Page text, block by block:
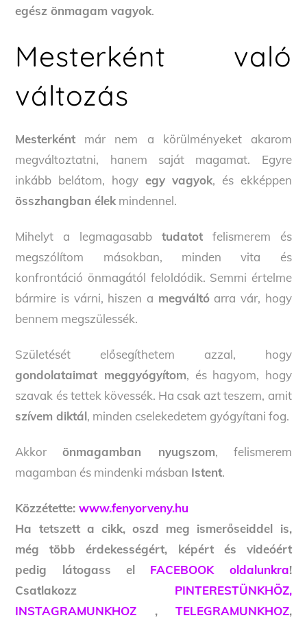
egész önmagam vagyok.
Mesterként való
változás
Mesterként már nem a körülményeket akarom
megváltoztatni, hanem saját magamat. Egyre
inkább belátom, hogy egy vagyok, és ekképpen
összhangban élek mindennel.
Mihelyt a legmagasabb tudatotfelismerem és
megszólítom másokban, minden vita és
konfrontáció önmagától feloldódik. Semmi értelme
bármire is várni, hiszen a megváltóarra vár, hogy
bennem megszülessék.
Születését elősegíthetem azzal, hogy
gondolataimat meggyógyítom, és hagyom, hogy
szavak és tettek kövessék. Ha csak azt teszem, amit
szívem diktál, minden cselekedetem gyógyítani fog.
Akkorönmagamban nyugszom, felismerem
magamban és mindenki másban Istent.
Közzétette:www.fenyorveny.hu
Ha tetszett a cikk, oszd meg ismerőseiddel is,
még több érdekességért, képért és videóért
pedig látogass el FACEBOOK oldalunkra!
Csatlakozz PINTERESTÜNKHÖZ,
INSTAGRAMUNKHOZ , TELEGRAMUNKHOZ,